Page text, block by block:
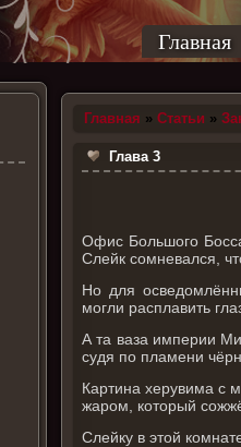
Главная
Главная »Статьи »
Глава 3
Офис Большого
Слейк сомневался,
Но для
могли расплавить
А та ваза империи
судя по пламени
Картина херувима с
жаром, который
Слейку в этой